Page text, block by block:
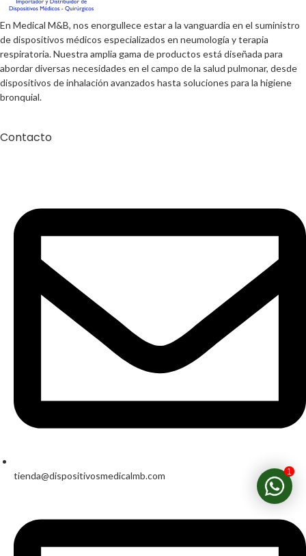
En Medical M&B, nos enorgullece estar a la vanguardia en el suministro
de dispositivos médicos especializados en neumología y terapia
respiratoria. Nuestra amplia gama de productos está diseñada para
abordar diversas necesidades en el campo de la salud pulmonar, desde
dispositivos de inhalación avanzados hasta soluciones para la higiene
bronquial.
Contacto
tienda@dispositivosmedicalmb.com 1